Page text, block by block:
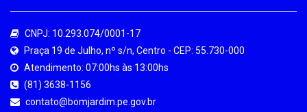
CNPJ: 10.293.074/0001-17
Praça 19 de Julho, nº s/n, Centro - CEP: 55.730-000
Atendimento: 07:00hs às 13:00hs
(81) 3638-1156
contato@bomjardim.pe.gov.br